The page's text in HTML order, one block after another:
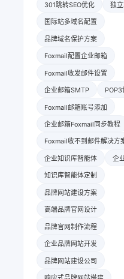
301跳转SEO优化 独
国际站多域名配置
品牌域名保护方案
Foxmail配置企业邮箱
Foxmail收发邮件设置
企业邮箱SMTP POP3
Foxmail邮箱账号添加
企业邮箱Foxmail同步教程
Foxmail收不到邮件解决方
企业知识库智能体 企
知识库智能体定制
品牌网站建设方案
高端品牌官网设计
品牌官网制作流程
企业品牌网站开发
品牌网站建设公司